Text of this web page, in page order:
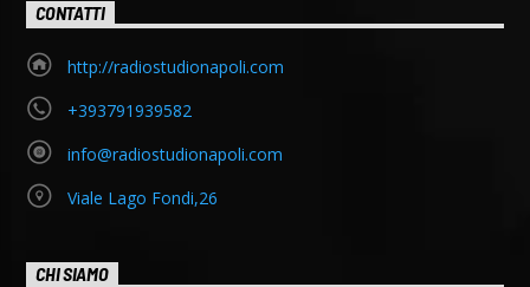
CONTATTI
http://radiostudionapoli.com
+393791939582
info@radiostudionapoli.com
Viale Lago Fondi,26
CHI SIAMO